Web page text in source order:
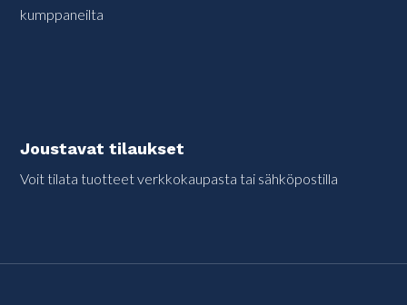
kumppaneilta
Joustavat tilaukset
Voit tilata tuotteet verkkokaupasta tai sähköpostilla